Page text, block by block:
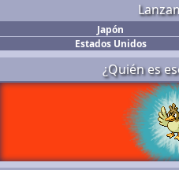
Japón
Estados Unidos
¿Quién es